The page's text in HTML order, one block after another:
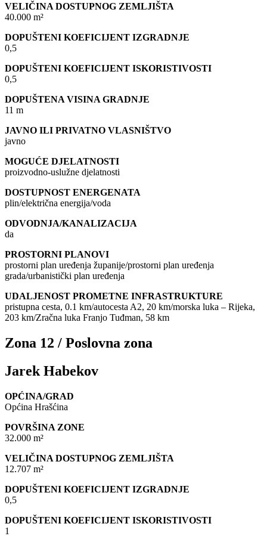
VELIČINA DOSTUPNOG ZEMLJIŠTA
40.000 m²
DOPUŠTENI KOEFICIJENT IZGRADNJE
0,5
DOPUŠTENI KOEFICIJENT ISKORISTIVOSTI
0,5
DOPUŠTENA VISINA GRADNJE
11 m
JAVNO ILI PRIVATNO VLASNIŠTVO
javno
MOGUĆE DJELATNOSTI
proizvodno-uslužne djelatnosti
DOSTUPNOST ENERGENATA
plin/električna energija/voda
ODVODNJA/KANALIZACIJA
da
PROSTORNI PLANOVI
prostorni plan uređenja županije/prostorni plan uređenja
grada/urbanistički plan uređenja
UDALJENOST PROMETNE INFRASTRUKTURE
pristupna cesta, 0.1 km/autocesta A2, 20 km/morska luka – Rijeka,
203 km/Zračna luka Franjo Tuđman, 58 km
Zona 12 / Poslovna zona
Jarek Habekov
OPĆINA/GRAD
Općina Hrašćina
POVRŠINA ZONE
32.000 m²
VELIČINA DOSTUPNOG ZEMLJIŠTA
12.707 m²
DOPUŠTENI KOEFICIJENT IZGRADNJE
0,5
DOPUŠTENI KOEFICIJENT ISKORISTIVOSTI
1